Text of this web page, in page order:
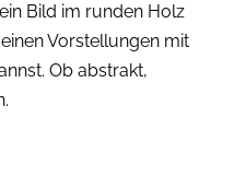
Bild im runden Holz
Vorstellungen mit
Ob abstrakt,